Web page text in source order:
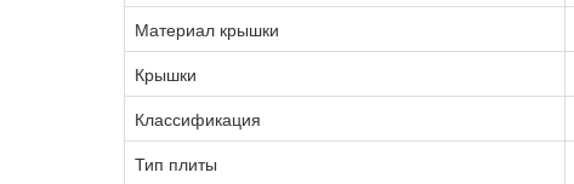
Материал крышки
Крышки
Классификация
Тип плиты